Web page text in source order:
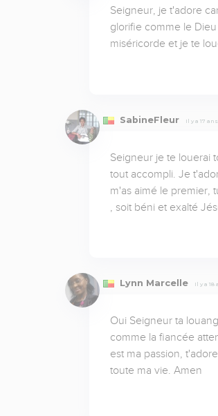
Seigneur, je t'adore
glorifie comme le
miséricorde et je te
SabineFleur Il y a 17
Seigneur je te louerai
tout accompli. Je
m'as aimé le premier,
, soit béni et exalté
Lynn Marcelle Il y a 18
Oui Seigneur ta
comme la fiancée
est ma passion,
toute ma vie. Amen